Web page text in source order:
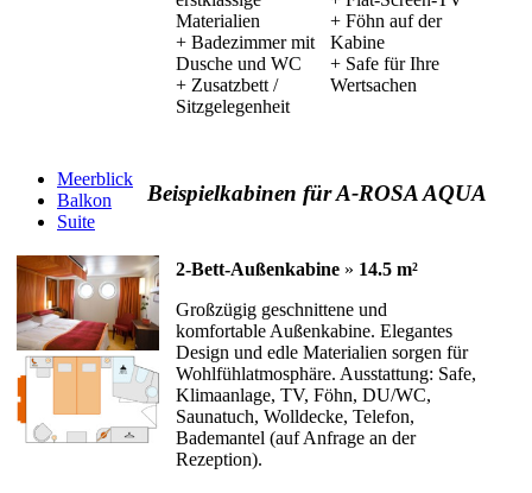
Materialien
+ Badezimmer mit
Dusche und WC
+ Zusatzbett /
Sitzgelegenheit
+ Föhn auf der
Kabine
+ Safe für Ihre
Wertsachen
Beispielkabinen für A-ROSA AQUA
Meerblick
Balkon
Suite
2-Bett-Außenkabine » 14.5 m²
Großzügig geschnittene und
komfortable Außenkabine. Elegantes
Design und edle Materialien sorgen für
Wohlfühlatmosphäre. Ausstattung: Safe,
Klimaanlage, TV, Föhn, DU/WC,
Saunatuch, Wolldecke, Telefon,
Bademantel (auf Anfrage an der
Rezeption).